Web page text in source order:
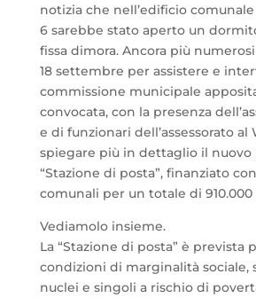
notizia che nell’edificio
6 sarebbe stato aperto un
fissa dimora. Ancora più
18 settembre per assistere e
commissione municipale
convocata, con la presenza
e di funzionari dell’assessorato al
spiegare più in dettaglio il
“Stazione di posta”, finanziato
comunali per un totale di 910.000
Vediamolo insieme.
La “Stazione di posta” è prevista
condizioni di marginalità sociale,
nuclei e singoli a rischio di